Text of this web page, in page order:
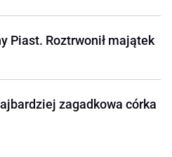
Piast. Roztrwonił majątek
zagadkowa córka